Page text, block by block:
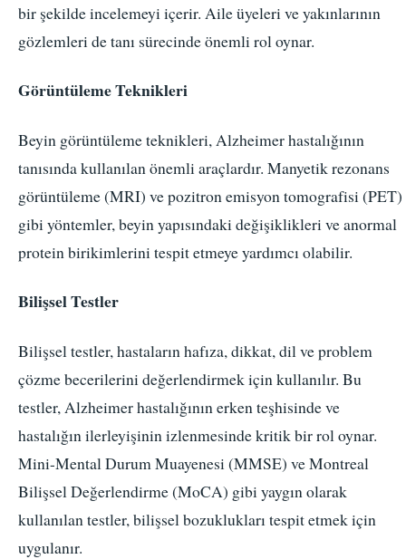
bir şekilde incelemeyi içerir. Aile üyeleri ve yakınlarının
gözlemleri de tanı sürecinde önemli rol oynar.
Görüntüleme Teknikleri
Beyin görüntüleme teknikleri, Alzheimer hastalığının
tanısında kullanılan önemli araçlardır. Manyetik rezonans
görüntüleme (MRI) ve pozitron emisyon tomografisi (PET)
gibi yöntemler, beyin yapısındaki değişiklikleri ve anormal
protein birikimlerini tespit etmeye yardımcı olabilir.
Bilişsel Testler
Bilişsel testler, hastaların hafıza, dikkat, dil ve problem
çözme becerilerini değerlendirmek için kullanılır. Bu
testler, Alzheimer hastalığının erken teşhisinde ve
hastalığın ilerleyişinin izlenmesinde kritik bir rol oynar.
Mini-Mental Durum Muayenesi (MMSE) ve Montreal
Bilişsel Değerlendirme (MoCA) gibi yaygın olarak
kullanılan testler, bilişsel bozuklukları tespit etmek için
uygulanır.